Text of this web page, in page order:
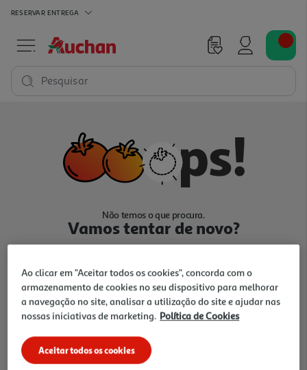
RESERVAR ENTREGA
Pesquisar
Não temos o que procura.
Vamos tentar de novo?
Ir para Homepage
Ao clicar em "Aceitar todos os cookies", concorda com o
armazenamento de cookies no seu dispositivo para melhorar
a navegação no site, analisar a utilização do site e ajudar nas
nossas iniciativas de marketing. Política de Cookies
Aceitar todos os cookies